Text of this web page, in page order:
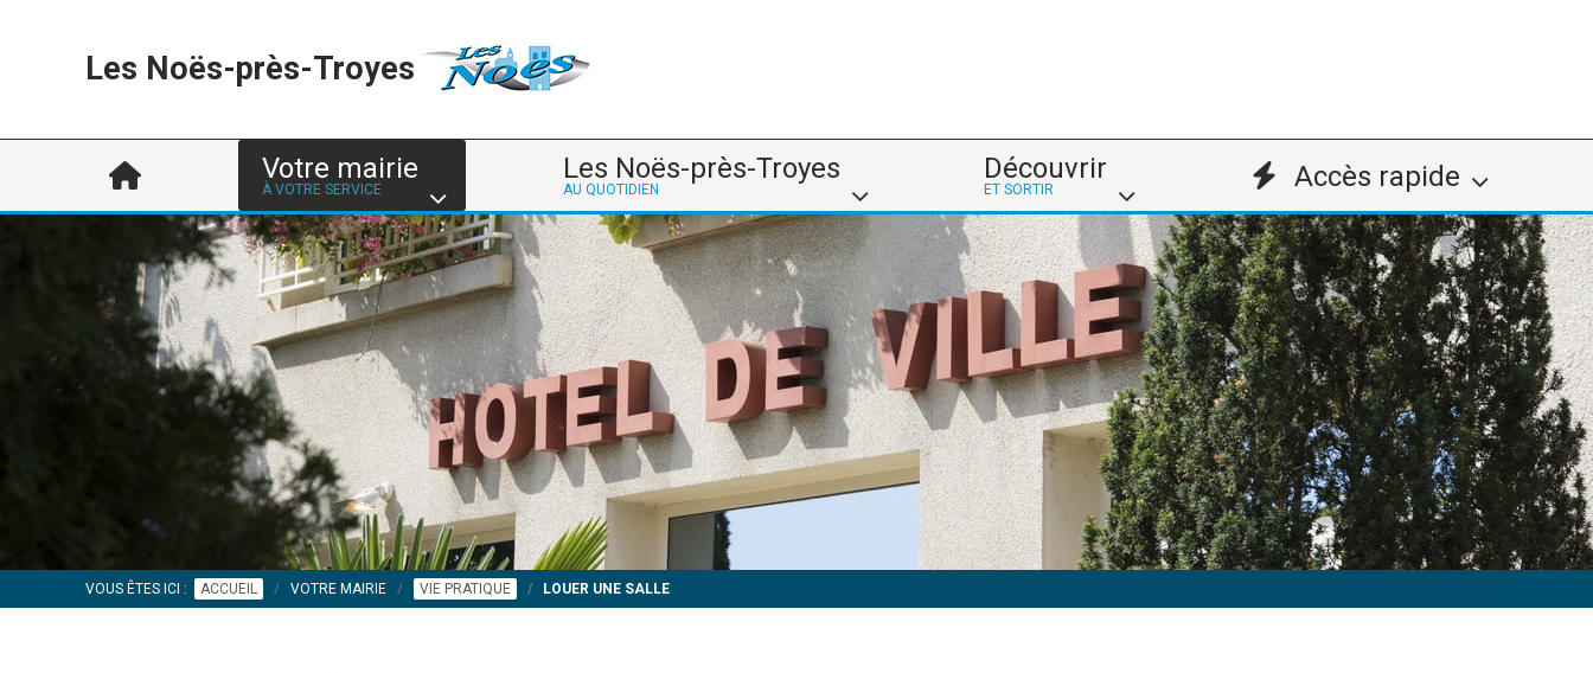
Les Noës-près-Troyes
Votre mairie
À VOTRE SERVICE
Les Noës-près-Troyes
AU QUOTIDIEN
Découvrir
ET SORTIR Accès rapide
VOUS ÊTES ICI : ACCUEIL VOTRE MAIRIE VIE PRATIQUE LOUER UNE SALLE